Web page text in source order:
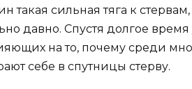
такая сильная тяга к
давно. Спустя долгое
на то, почему среди
себе в спутницы стерву.